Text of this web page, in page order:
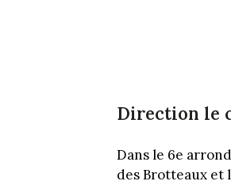
Direction le
Dans le 6e
des Brotteaux et